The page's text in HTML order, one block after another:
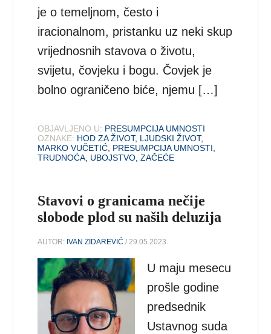
je o temeljnom, često i
iracionalnom, pristanku uz neki skup
vrijednosnih stavova o životu,
svijetu, čovjeku i bogu. Čovjek je
bolno ograničeno biće, njemu […]
OBJAVLJENO U: PRESUMPCIJA UMNOSTI
OZNAKE: HOD ZA ŽIVOT, LJUDSKI ŽIVOT,
MARKO VUČETIĆ PRESUMPCIJA UMNOSTI
TRUDNOĆA UBOJSTVO ,ZAČEĆE
Stavovi o granicama nečije
slobode plod su naših deluzija
AUTOR: IVAN ZIDAREVIĆ / 29.05.2023.
U maju mesecu
prošle godine
predsednik
Ustavnog suda